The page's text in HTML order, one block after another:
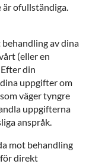
ofullständiga.
av dina
(eller en
din
uppgifter om
väger tyngre
uppgifterna
anspråk.
mot behandling
direkt